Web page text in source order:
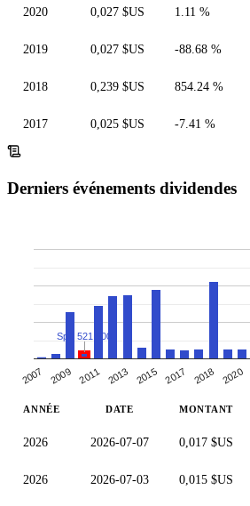
2020 0,027 $US 1.11 %
2019 0,027 $US -88.68 %
2018 0,239 $US 854.24 %
2017 0,025 $US -7.41 %
Derniers événements dividendes
2007 2009 2011 2013 2015 2017 2018 2020
Split 521:500
ANNÉE DATE MONTANT
2026 2026-07-07 0,017 $US
2026 2026-07-03 0,015 $US